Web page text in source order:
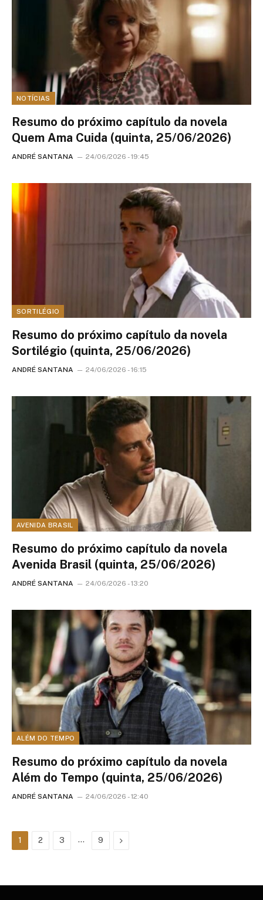
NOTÍCIAS
Resumo do próximo capítulo da novela
Quem Ama Cuida (quinta, 25/06/2026)
ANDRÉ SANTANA 24/06/2026 - 19:45
SORTILÉGIO
Resumo do próximo capítulo da novela
Sortilégio (quinta, 25/06/2026)
ANDRÉ SANTANA 24/06/2026 - 16:15
AVENIDA BRASIL
Resumo do próximo capítulo da novela
Avenida Brasil (quinta, 25/06/2026)
ANDRÉ SANTANA 24/06/2026 - 13:20
ALÉM DO TEMPO
Resumo do próximo capítulo da novela
Além do Tempo (quinta, 25/06/2026)
ANDRÉ SANTANA 24/06/2026 - 12:40
1 2 3 … 9 Next